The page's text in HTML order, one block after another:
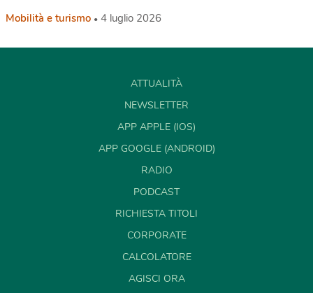
Mobilità e turismo 4 luglio 2026
ATTUALITÀ
NEWSLETTER
APP APPLE (IOS)
APP GOOGLE (ANDROID)
RADIO
PODCAST
RICHIESTA TITOLI
CORPORATE
CALCOLATORE
AGISCI ORA